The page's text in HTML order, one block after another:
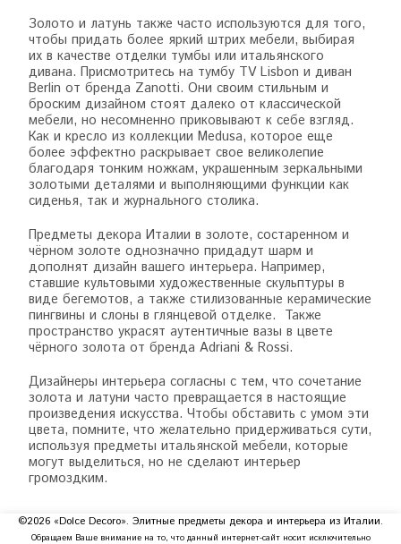
Золото и латунь также часто используются для того,
чтобы придать более яркий штрих мебели, выбирая
их в качестве отделки тумбы или итальянского
дивана. Присмотритесь на тумбу TV Lisbon и диван
Berlin от бренда Zanotti. Они своим стильным и
броским дизайном стоят далеко от классической
мебели, но несомненно приковывают к себе взгляд.
Как и кресло из коллекции Medusa, которое еще
более эффектно раскрывает свое великолепие
благодаря тонким ножкам, украшенным зеркальными
золотыми деталями и выполняющими функции как
сиденья, так и журнального столика.
Предметы декора Италии в золоте, состаренном и
чёрном золоте однозначно придадут шарм и
дополнят дизайн вашего интерьера. Например,
ставшие культовыми художественные скульптуры в
виде бегемотов, а также стилизованные керамические
пингвины и слоны в глянцевой отделке. Также
пространство украсят аутентичные вазы в цвете
чёрного золота от бренда Adriani & Rossi.
Дизайнеры интерьера согласны с тем, что сочетание
золота и латуни часто превращается в настоящие
произведения искусства. Чтобы обставить с умом эти
цвета, помните, что желательно придерживаться сути,
используя предметы итальянской мебели, которые
могут выделиться, но не сделают интерьер
громоздким.
©2026 «Dolce Decoro». Элитные предметы декора и интерьера из Италии.
Обращаем Ваше внимание на то, что данный интернет-сайт носит исключительно